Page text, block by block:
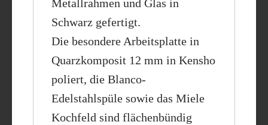
Metallrahmen und Glas in
Schwarz gefertigt.
Die besondere Arbeitsplatte in
Quarzkomposit 12 mm in Kensho
poliert, die Blanco-
Edelstahlspüle sowie das Miele
Kochfeld sind flächenbündig